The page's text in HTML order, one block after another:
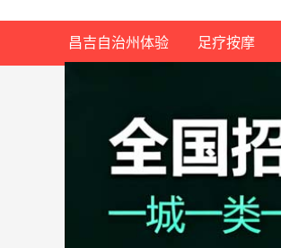
昌吉自治州体验 足疗按摩